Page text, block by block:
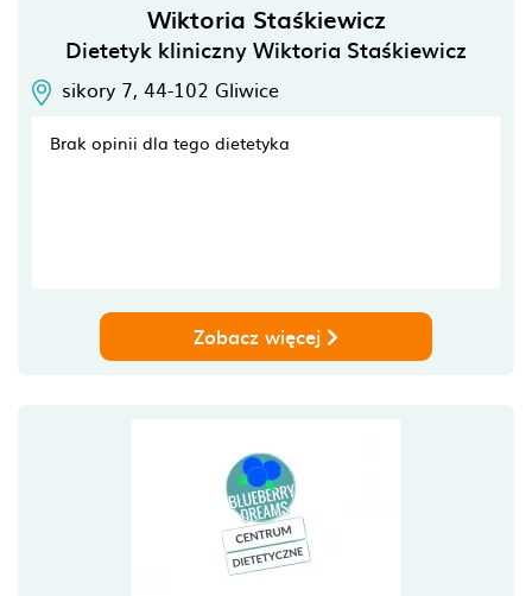
Wiktoria Staśkiewicz
Dietetyk kliniczny Wiktoria Staśkiewicz
sikory 7, 44-102 Gliwice
Brak opinii dla tego dietetyka
Zobacz więcej